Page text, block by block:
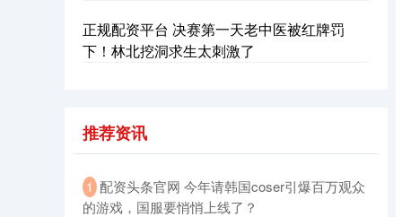
正规配资平台 决赛第一天老中医被红牌罚
下！林北挖洞求生太刺激了
推荐资讯
1 ​配资头条官网 今年请韩国coser引爆百万观众
的游戏，国服要悄悄上线了？